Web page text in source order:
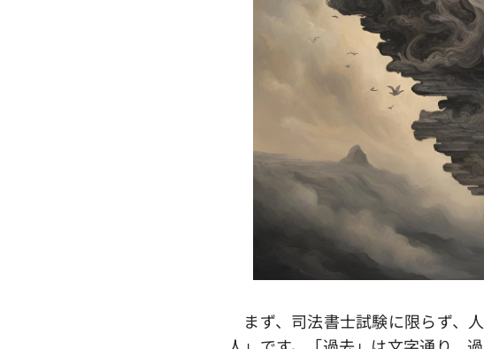
まず、司法書士試験に限らず、